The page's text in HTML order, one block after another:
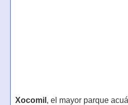
Xocomil , el mayor parque